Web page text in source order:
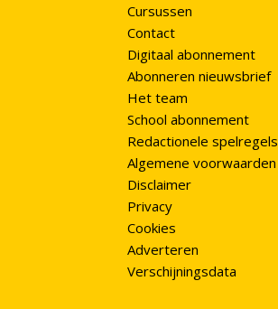
Cursussen
Contact
Digitaal abonnement
Abonneren nieuwsbrief
Het team
School abonnement
Redactionele spelregels
Algemene voorwaarden
Disclaimer
Privacy
Cookies
Adverteren
Verschijningsdata